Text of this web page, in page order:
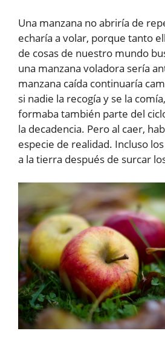
Una manzana no abriría de
echaría a volar, porque tanto
de cosas de nuestro mundo
una manzana voladora sería
manzana caída continuaría
si nadie la recogía y se la
formaba también parte del
la decadencia. Pero al caer,
especie de realidad. Incluso
a la tierra después de surcar